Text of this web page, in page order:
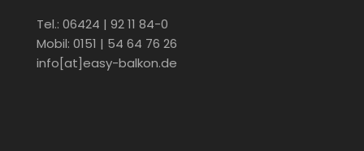
Tel.: 06424 | 92 11 84-0
Mobil: 0151 | 54 64 76 26
info[at]easy-balkon.de